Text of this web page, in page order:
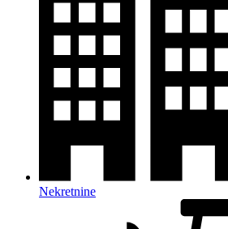
Nekretnine